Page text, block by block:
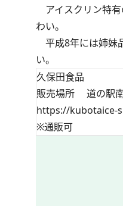
アイスクリン特
わい。
平成8年には姉妹
い。
久保田食品
販売場所 道の駅
https://kubotaice-
※通販可